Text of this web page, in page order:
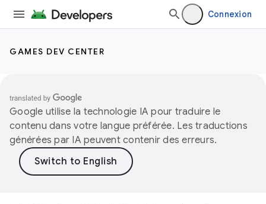
Connexion
GAMES DEV CENTER
Google utilise la technologie IA pour traduire le
contenu dans votre langue préférée. Les traductions
générées par IA peuvent contenir des erreurs.